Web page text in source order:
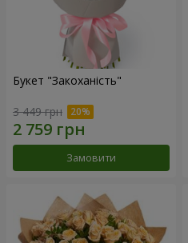
Букет "Закоханість"
3 449 грн
Замовити